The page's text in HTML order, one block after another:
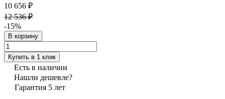
10 656 ₽
12 536 ₽
-15%
В корзину
Купить в 1 клик
Есть в наличии
Нашли дешевле?
Гарантия 5 лет